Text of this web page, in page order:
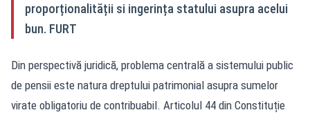
proporționalității si ingerința statului asupra acelui
bun. FURT
Din perspectivă juridică, problema centrală a sistemului public
de pensii este natura dreptului patrimonial asupra sumelor
virate obligatoriu de contribuabil. Articolul 44 din Constituție